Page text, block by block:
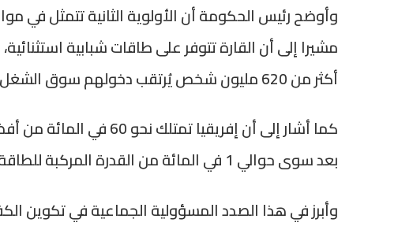
وأوضح رئيس الحكومة أن الأولوية الثانية تتمثل في
أكثر من 620 مليون شخص يُرتقب دخولهم سوق الشغل بحلول سنة 2050.
كما أشار إلى أن إفريقيا
بعد سوى حوالي 1 في المائة من القدرة المركبة للطاقة الشمسية الكهروضوئية.
وأبرز في هذا الصدد المسؤولية الجماعية في تكوين